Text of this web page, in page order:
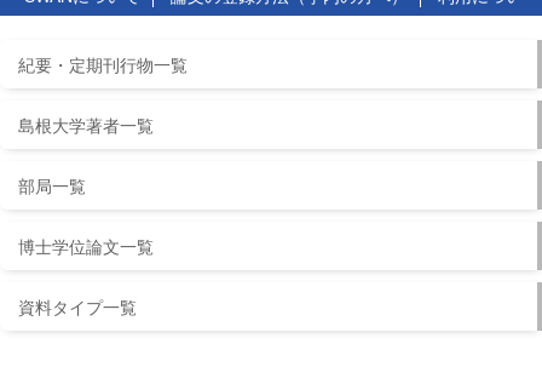
紀要・定期刊行物一覧
島根大学著者一覧
部局一覧
博士学位論文一覧
資料タイプ一覧